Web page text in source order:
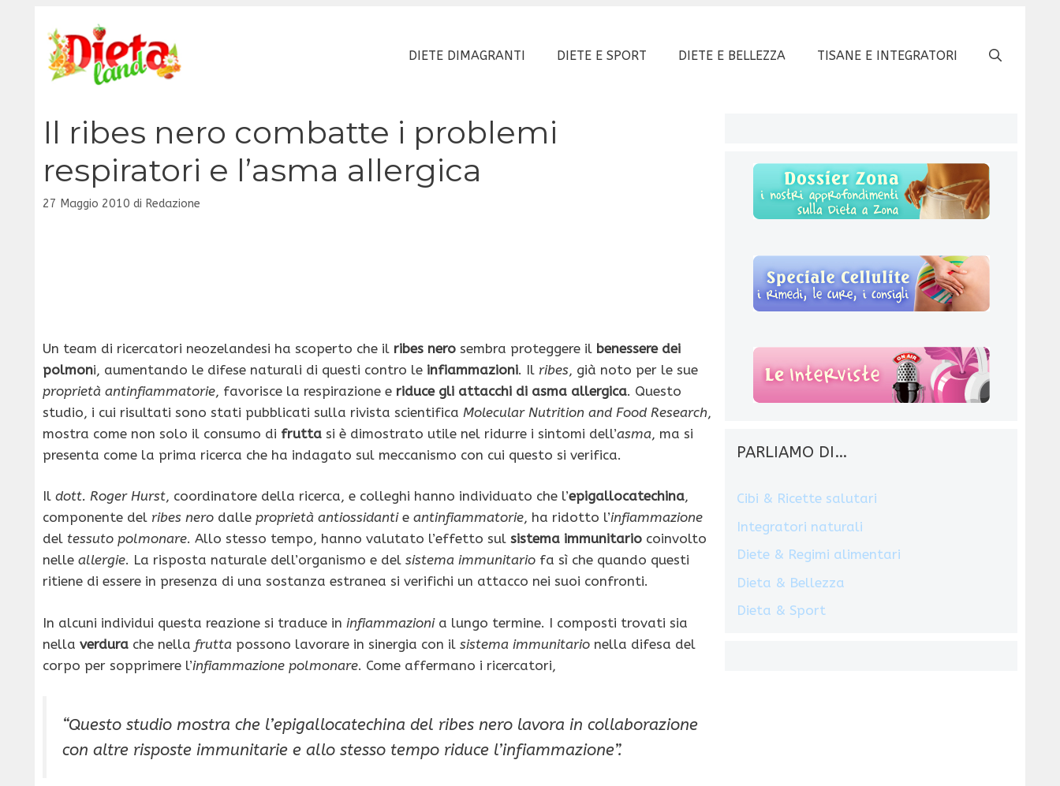
contenuto
DIETE DIMAGRANTI DIETE E SPORT DIETE E BELLEZZA TISANE E INTEGRATORI
Il ribes nero combatte i problemi
respiratori e l’asma allergica
27 Maggio 2010 di Redazione
Un team di ricercatori neozelandesi ha scoperto che il ribes nero sembra proteggere il benessere dei
polmoni, aumentando le difese naturali di questi contro le infiammazioni. Il ribes, già noto per le sue
proprietà antinfiammatorie, favorisce la respirazione e riduce gli attacchi di asma allergica. Questo
studio, i cui risultati sono stati pubblicati sulla rivista scientifica Molecular Nutrition and Food Research,
mostra come non solo il consumo di frutta si è dimostrato utile nel ridurre i sintomi dell’asma, ma si
presenta come la prima ricerca che ha indagato sul meccanismo con cui questo si verifica.
Il dott. Roger Hurst, coordinatore della ricerca, e colleghi hanno individuato che l’epigallocatechina,
componente del ribes nero dalle proprietà antiossidantie antinfiammatorie, ha ridotto l’infiammazione
del tessuto polmonare. Allo stesso tempo, hanno valutato l’effetto sul sistema immunitario coinvolto
nelle allergie. La risposta naturale dell’organismo e del sistema immunitario fa sì che quando questi
ritiene di essere in presenza di una sostanza estranea si verifichi un attacco nei suoi confronti.
In alcuni individui questa reazione si traduce in infiammazionia lungo termine. I composti trovati sia
nella verdura che nella frutta possono lavorare in sinergia con il sistema immunitario nella difesa del
corpo per sopprimere l’infiammazione polmonare. Come affermano i ricercatori,
“Questo studio mostra che l’epigallocatechina del ribes nero lavora in collaborazione
con altre risposte immunitarie e allo stesso tempo riduce l’infiammazione”.
PARLIAMO DI…
Cibi & Ricette salutari
Integratori naturali
Diete & Regimi alimentari
Dieta & Bellezza
Dieta & Sport